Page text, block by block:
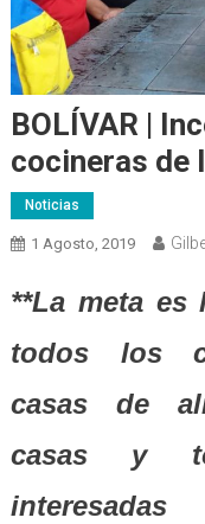
BOLÍVAR |
cocineras de
Noticias
1 Agosto, 2019
**La meta es
todos los
casas de
casas y
interesadas